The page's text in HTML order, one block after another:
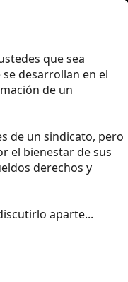
que sea
desarrollan en el
de un
de un sindicato, pero
el bienestar de sus
derechos y
aparte...